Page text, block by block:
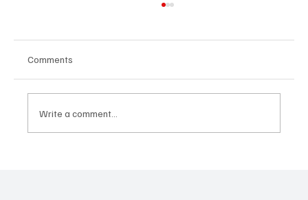
Comments
Write a comment...